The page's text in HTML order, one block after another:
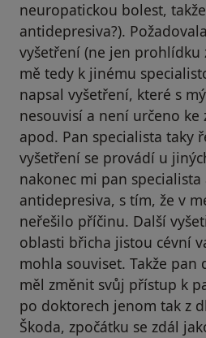
neuropatickou bolest,
antidepresiva?).
vyšetření (ne jen prohlídku
mě tedy k jinému
napsal vyšetření, které s
nesouvisí a není určeno ke
apod. Pan specialista taky
vyšetření se provádí u
nakonec mi pan
antidepresiva, s tím, že v
neřešilo příčinu. Další
oblasti břicha jistou cévní
mohla souviset. Takže pan
měl změnit svůj přístup k
po doktorech jenom tak z
Škoda, zpočátku se zdál